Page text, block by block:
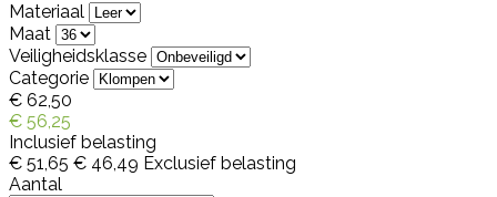
Materiaal
Maat
Veiligheidsklasse
Categorie
€ 62,50
€ 56,25
Inclusief belasting
€ 51,65 € 46,49 Exclusief belasting
Aantal